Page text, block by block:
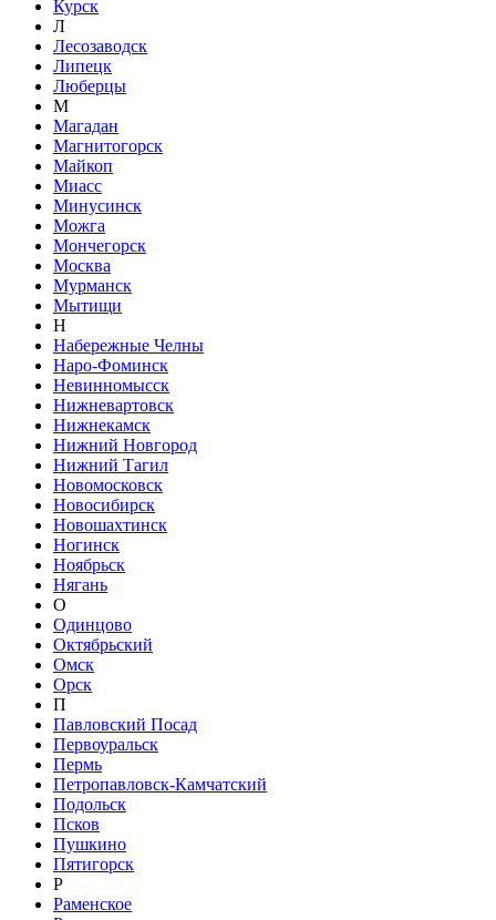
Курск
Л
Лесозаводск
Липецк
Люберцы
М
Магадан
Магнитогорск
Майкоп
Миасс
Минусинск
Можга
Мончегорск
Москва
Мурманск
Мытищи
Н
Набережные Челны
Наро-Фоминск
Невинномысск
Нижневартовск
Нижнекамск
Нижний Новгород
Нижний Тагил
Новомосковск
Новосибирск
Новошахтинск
Ногинск
Ноябрьск
Нягань
О
Одинцово
Октябрьский
Омск
Орск
П
Павловский Посад
Первоуральск
Пермь
Петропавловск-Камчатский
Подольск
Псков
Пушкино
Пятигорск
Р
Раменское